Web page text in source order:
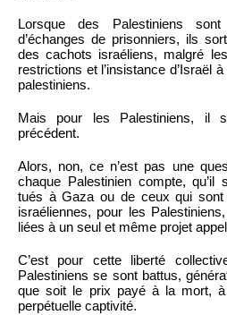
Lorsque des Palestiniens
d’échanges de prisonniers, ils
des cachots israéliens, malgré
restrictions et l’insistance d’Israël
palestiniens.
Mais pour les Palestiniens, il
précédent.
Alors, non, ce n’est pas une
chaque Palestinien compte, qu’il
tués à Gaza ou de ceux qui
israéliennes, pour les
liées à un seul et même projet
C’est pour cette liberté
Palestiniens se sont battus,
que soit le prix payé à la mort, à
perpétuelle captivité.